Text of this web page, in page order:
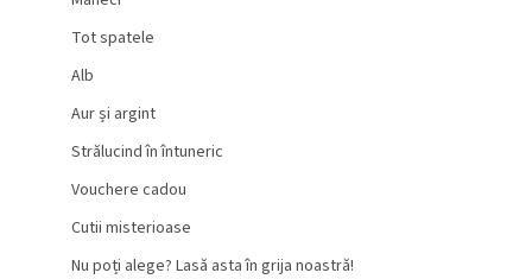
Tot spatele
Alb
Aur și argint
Strălucind în întuneric
Vouchere cadou
Cutii misterioase
Nu poți alege? Lasă asta în grija noastră!